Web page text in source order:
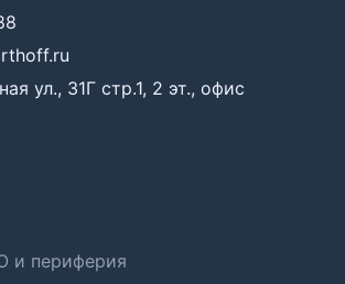
ул., 31Г стр.1, 2 эт., офис
и периферия